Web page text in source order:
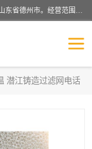
宁津县博涵机械有限公司成立于2016年，注册地位于山东省德州市。经营范围包括：机械设备研发、生产及销售，铸造用造型材料生产、销售，玻璃纤维及制品制造、销售，汽车零配件零售，机械零件、零部件加工，机械零件、零部件销售等；主要产品有：纤维过滤网,陶瓷过滤器,泡沫陶瓷过滤器,耐高温纤维过滤器,铸铁过滤器,铸铜过滤网,铸铝过滤网,铝轮毂过滤网,高效过滤网,高效陶瓷过滤网,高效纤维过滤网。
潜江铸造过滤网电话